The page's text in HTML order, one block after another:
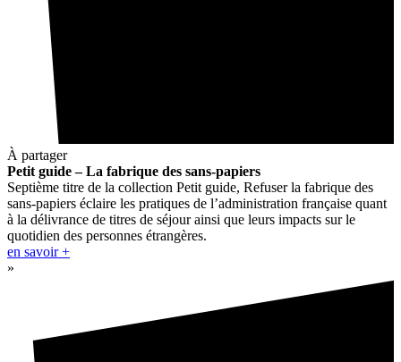
À partager
Petit guide – La fabrique des sans-papiers
Septième titre de la collection Petit guide, Refuser la fabrique des
sans-papiers éclaire les pratiques de l’administration française quant
à la délivrance de titres de séjour ainsi que leurs impacts sur le
quotidien des personnes étrangères.
en savoir +
»